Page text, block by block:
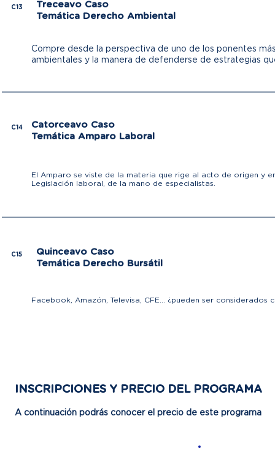
C13
Treceavo Caso
Temática Derecho Ambiental
Compre desde la perspectiva de uno de los ponentes
ambientales y la manera de defenderse de estrategias
C14
Catorceavo Caso
Temática Amparo Laboral
El Amparo se viste de la materia que rige al acto de origen y
Legislación laboral, de la mano de especialistas.
C15
Quinceavo Caso
Temática Derecho Bursátil
Facebook, Amazón, Televisa, CFE... ¿pueden ser
INSCRIPCIONES Y PRECIO DEL PROGRAMA
A continuación podrás conocer el precio de este programa